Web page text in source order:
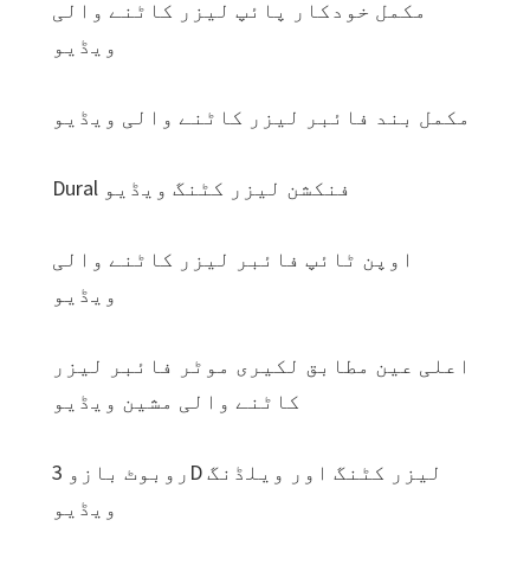
مکمل خودکار پائپ لیزر کاٹنے والی
ویڈیو
مکمل بند فائبر لیزر کاٹنے والی ویڈیو
Dural فنکشن لیزر کٹنگ ویڈیو
اوپن ٹائپ فائبر لیزر کاٹنے والی
ویڈیو
اعلی عین مطابق لکیری موٹر فائبر لیزر
کاٹنے والی مشین ویڈیو
روبوٹ بازو 3D لیزر کٹنگ اور ویلڈنگ
ویڈیو